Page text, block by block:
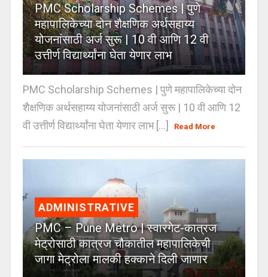
PMC Scholarship Schemes | पुणे
महापालिकेच्या दोन शैक्षणिक अर्थसहाय्य
योजनांसाठी अर्ज सुरू | 10 वी आणि 12 वी
उत्तीर्ण विद्यार्थ्यांना घेता येणार लाभ
PMC Scholarship Schemes | पुणे महापालिकेच्या दोन
शैक्षणिक अर्थसहाय्य योजनांसाठी अर्ज सुरू | 10 वी आणि 12
वी उत्तीर्ण विद्यार्थ्यांना घेता येणार लाभ [...]
Read More
ADMINISTRATIVE
PMC – Pune Metro | स्वारगेट-कात्रज
मेट्रोसाठी कात्रज चौकातील महापालिकेची
जागा मेट्रोला मालकी हक्काने दिली जाणार